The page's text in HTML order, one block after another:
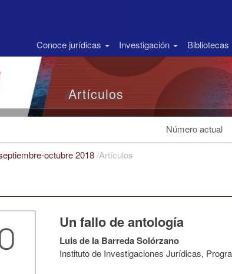
Conoce jurídicas Investigación Bibliotecas
Artículos
Número actual
octubre 2018/Artículos
Un fallo de antología
Luis de la Barreda Solórzano
Instituto de Investigaciones Jurídicas,